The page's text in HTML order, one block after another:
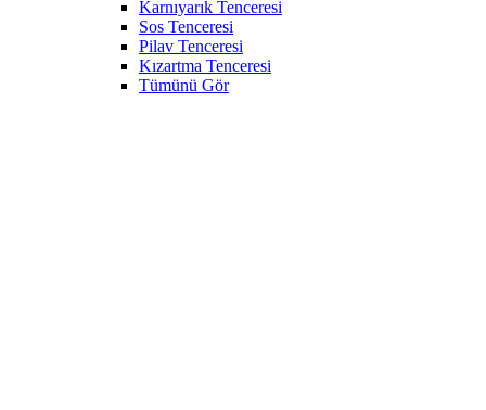
Karnıyarık Tenceresi
Sos Tenceresi
Pilav Tenceresi
Kızartma Tenceresi
Tümünü Gör